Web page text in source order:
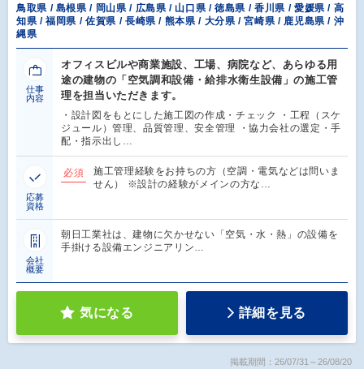
鳥取県 / 島根県 / 岡山県 / 広島県 / 山口県 / 徳島県 / 香川県 / 愛媛県 / 高
知県 / 福岡県 / 佐賀県 / 長崎県 / 熊本県 / 大分県 / 宮崎県 / 鹿児島県 / 沖
縄県
仕事
内容
オフィスビルや商業施設、工場、病院など、あらゆる用
途の建物の「空気調和設備・給排水衛生設備」の施工管
理を担当いただきます。
・設計図をもとにした施工図の作成・チェック ・工程（スケ
ジュール）管理、品質管理、安全管理 ・協力会社の選定・手
配・指示出し…
応募
資格
必須
施工管理経験をお持ちの方（空調・電気などは問いま
せん） ※設計の経験がメインの方な…
会社
概要
朝日工業社は、建物に欠かせない「空気・水・熱」の設備を
手掛ける設備エンジニアリン…
気になる 詳細を見る
掲載期間：26/07/31～26/08/20